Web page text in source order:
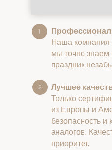
Наша компания
мы точно знаем
праздник
Лучшее
Только
из Европы и
безопасность и
аналогов.
приоритет.